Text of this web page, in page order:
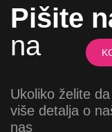
Pišite
na
Ukoliko želite
više detalja o
nas